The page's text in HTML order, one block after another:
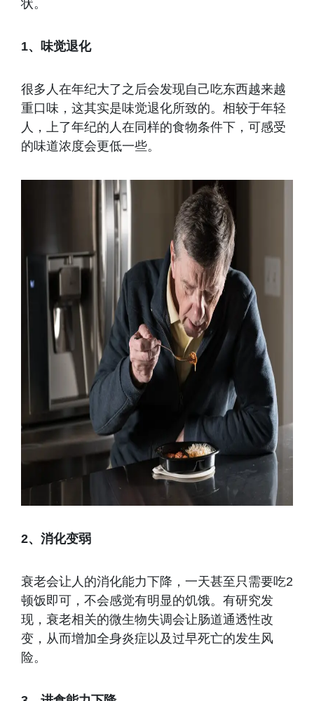
状。
1、味觉退化
很多人在年纪大了之后会发现自己吃东西越来越
重口味，这其实是味觉退化所致的。相较于年轻
人，上了年纪的人在同样的食物条件下，可感受
的味道浓度会更低一些。
2、消化变弱
衰老会让人的消化能力下降，一天甚至只需要吃2
顿饭即可，不会感觉有明显的饥饿。有研究发
现，衰老相关的微生物失调会让肠道通透性改
变，从而增加全身炎症以及过早死亡的发生风
险。